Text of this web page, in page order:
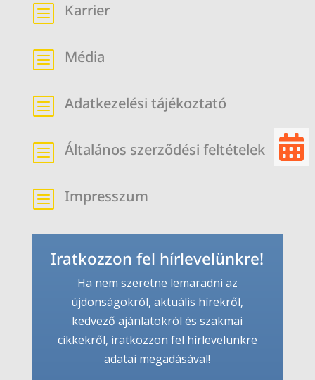
b Karrier
b Média
b Adatkezelési tájékoztató
b Általános szerződési feltételek
b Impresszum
Iratkozzon fel hírlevelünkre!
Ha nem szeretne lemaradni az
újdonságokról, aktuális hírekről,
kedvező ajánlatokról és szakmai
cikkekről, iratkozzon fel hírlevelünkre
adatai megadásával!
